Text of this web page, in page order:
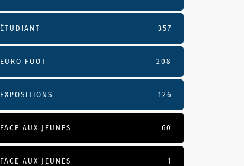
ÉTUDIANT 357
EURO FOOT 208
EXPOSITIONS 126
FACE AUX JEUNES 60
FACE AUX JEUNES 1